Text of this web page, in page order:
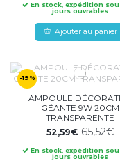
En stock, expédition
jours ouvrables
Ajouter au panier
-19%
AMPOULE
GÉANTE 9W 20CM
TRANSPARENTE
52,59€65,52€
En stock, expédition
jours ouvrables